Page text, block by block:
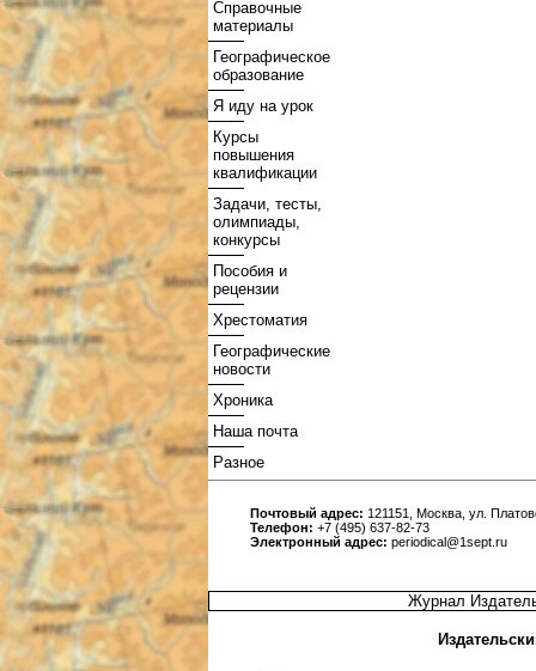
Справочные
материалы
Географическое
образование
Я иду на урок
Курсы
повышения
квалификации
Задачи, тесты,
олимпиады,
конкурсы
Пособия и
рецензии
Хрестоматия
Географические
новости
Хроника
Наша почта
Разное
Почтовый адрес: 121151, Москва, ул.
Телефон: +7 (495) 637-82-73
Электронный адрес: periodical@1sept.ru
Журнал